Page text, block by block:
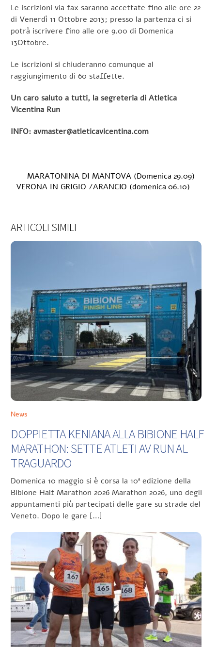
Le iscrizioni via fax saranno accettate fino alle ore 22
di Venerdì 11 Ottobre 2013; presso la partenza ci si
potrà iscrivere fino alle ore 9.00 di Domenica
13Ottobre.
Le iscrizioni si chiuderanno comunque al
raggiungimento di 60 staffette.
Un caro saluto a tutti, la segreteria di Atletica
Vicentina Run
INFO: avmaster@atleticavicentina.com
MARATONINA DI MANTOVA (Domenica 29.09)
VERONA IN GRIGIO /ARANCIO (domenica 06.10)
ARTICOLI SIMILI
News
DOPPIETTA KENIANA ALLA BIBIONE HALF
MARATHON: SETTE ATLETI AV RUN AL
TRAGUARDO
Domenica 10 maggio si è corsa la 10ª edizione della
Bibione Half Marathon 2026 Marathon 2026, uno degli
appuntamenti più partecipati delle gare su strade del
Veneto. Dopo le gare […]